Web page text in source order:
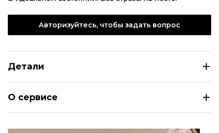
Авторизуйтесь, чтобы задать вопрос
Детали
О сервисе